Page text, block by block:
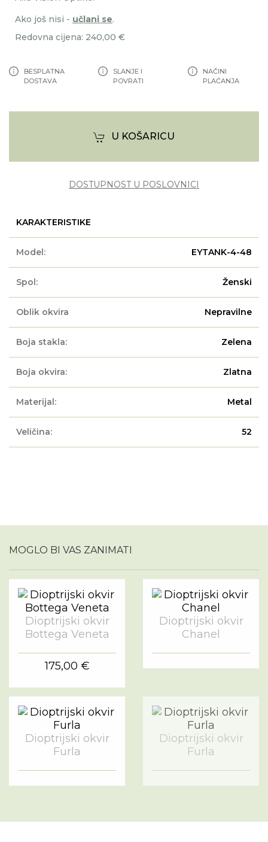
Ako još nisi - učlani se.
Redovna cijena: 240,00 €
BESPLATNA
DOSTAVA
SLANJE I
POVRATI
NAČINI
PLAĆANJA
U KOŠARICU
DOSTUPNOST U POSLOVNICI
KARAKTERISTIKE
Model: EYTANK-4-48
Spol: Ženski
Oblik okvira Nepravilne
Boja stakla: Zelena
Boja okvira: Zlatna
Materijal: Metal
Veličina: 52
MOGLO BI VAS ZANIMATI
Dioptrijski okvir
Bottega Veneta
175,00 €
Dioptrijski okvir
Chanel
Dioptrijski okvir
Furla
Dioptrijski okvir
Furla